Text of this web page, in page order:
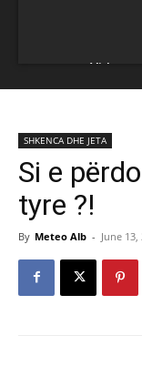
SHKENCA DHE JETA
Si e
tyre ?!
By Meteo Alb - June 13,